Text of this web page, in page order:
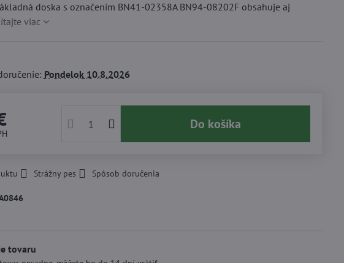
doska s označením BN41-02358A BN94-08202F obsahuje aj
viac
Pondelok10.8.2026
Do košíka
Strážny pes Spôsob doručenia
tovaru